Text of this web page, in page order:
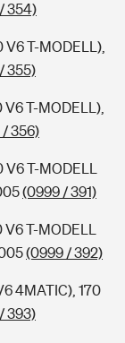
354)
T-MODELL),
355)
T-MODELL),
356)
T-MODELL
(0999 / 391)
T-MODELL
(0999 / 392)
4MATIC), 170
393)